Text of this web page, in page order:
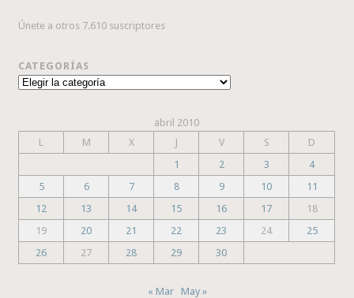
Únete a otros 7.610 suscriptores
CATEGORÍAS
Categorías
abril 2010
L
M X J V S
D
1
2 3
4
5
6 7 8 9 10
11
12
13 14 15 16 17
18
19
20 21 22 23 24
25
26
27 28 29 30
« Mar May »